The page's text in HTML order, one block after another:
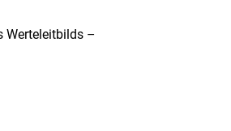
Werteleitbilds –